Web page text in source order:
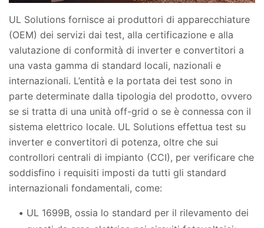
UL Solutions fornisce ai produttori di apparecchiature
(OEM) dei servizi dai test, alla certificazione e alla
valutazione di conformità di inverter e convertitori a
una vasta gamma di standard locali, nazionali e
internazionali. L’entità e la portata dei test sono in
parte determinate dalla tipologia del prodotto, ovvero
se si tratta di una unità off-grid o se è connessa con il
sistema elettrico locale. UL Solutions effettua test su
inverter e convertitori di potenza, oltre che sui
controllori centrali di impianto (CCI), per verificare che
soddisfino i requisiti imposti da tutti gli standard
internazionali fondamentali, come:
UL 1699B, ossia lo standard per il rilevamento dei